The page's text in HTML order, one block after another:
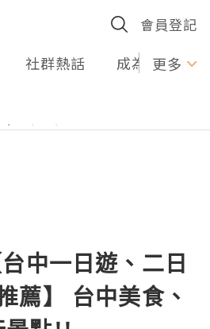
會員登記
社群熱話 成為U更多
中一日遊、二日
薦】 台中美食、